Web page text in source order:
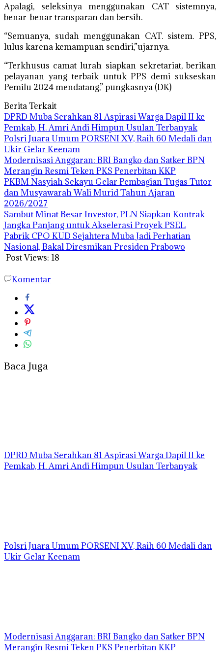
Apalagi, seleksinya menggunakan CAT sistemnya,
benar-benar transparan dan bersih.
“Semuanya, sudah menggunakan CAT. sistem. PPS,
lulus karena kemampuan sendiri,”ujarnya.
“Terkhusus camat lurah siapkan sekretariat, berikan
pelayanan yang terbaik untuk PPS demi sukseskan
Pemilu 2024 mendatang,” pungkasnya (DK)
Berita Terkait
DPRD Muba Serahkan 81 Aspirasi Warga Dapil II ke
Pemkab, H. Amri Andi Himpun Usulan Terbanyak
Polsri Juara Umum PORSENI XV, Raih 60 Medali dan
Ukir Gelar Keenam
Modernisasi Anggaran: BRI Bangko dan Satker BPN
Merangin Resmi Teken PKS Penerbitan KKP
PKBM Nasyiah Sekayu Gelar Pembagian Tugas Tutor
dan Musyawarah Wali Murid Tahun Ajaran
2026/2027
Sambut Minat Besar Investor, PLN Siapkan Kontrak
Jangka Panjang untuk Akselerasi Proyek PSEL
Pabrik CPO KUD Sejahtera Muba Jadi Perhatian
Nasional, Bakal Diresmikan Presiden Prabowo
Post Views: 18
Komentar
Baca Juga
DPRD Muba Serahkan 81 Aspirasi Warga Dapil II ke
Pemkab, H. Amri Andi Himpun Usulan Terbanyak
Polsri Juara Umum PORSENI XV, Raih 60 Medali dan
Ukir Gelar Keenam
Modernisasi Anggaran: BRI Bangko dan Satker BPN
Merangin Resmi Teken PKS Penerbitan KKP